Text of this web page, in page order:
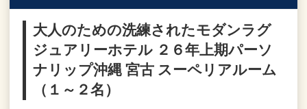
大人のための洗練されたモダンラグ
ジュアリーホテル ２６年上期パーソ
ナリップ沖縄 宮古 スーペリアルーム
（１～２名）